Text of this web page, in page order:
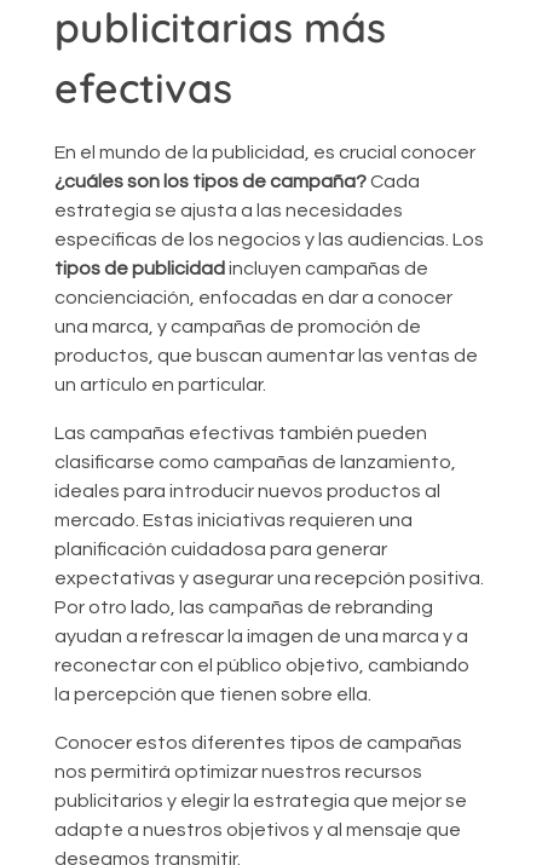
publicitarias más
efectivas
En el mundo de la publicidad, es crucial conocer
¿cuáles son los tipos de campaña?Cada
estrategia se ajusta a las necesidades
específicas de los negocios y las audiencias. Los
tipos de publicidad incluyen campañas de
concienciación, enfocadas en dar a conocer
una marca, y campañas de promoción de
productos, que buscan aumentar las ventas de
un artículo en particular.
Las campañas efectivas también pueden
clasificarse como campañas de lanzamiento,
ideales para introducir nuevos productos al
mercado. Estas iniciativas requieren una
planificación cuidadosa para generar
expectativas y asegurar una recepción positiva.
Por otro lado, las campañas de rebranding
ayudan a refrescar la imagen de una marca y a
reconectar con el público objetivo, cambiando
la percepción que tienen sobre ella.
Conocer estos diferentes tipos de campañas
nos permitirá optimizar nuestros recursos
publicitarios y elegir la estrategia que mejor se
adapte a nuestros objetivos y al mensaje que
deseamos transmitir.